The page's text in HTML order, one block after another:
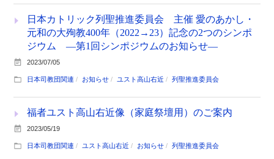
日本カトリック列聖推進委員会 主催 愛のあかし・
元和の大殉教400年（2022→23）記念の2つのシンポ
ジウム ―第1回シンポジウムのお知らせ―
2023/07/05
日本司教団関連 お知らせ ユスト高山右近 列聖推進委員会
福者ユスト高山右近像（家庭祭壇用）のご案内
2023/05/19
日本司教団関連 ユスト高山右近 お知らせ 列聖推進委員会